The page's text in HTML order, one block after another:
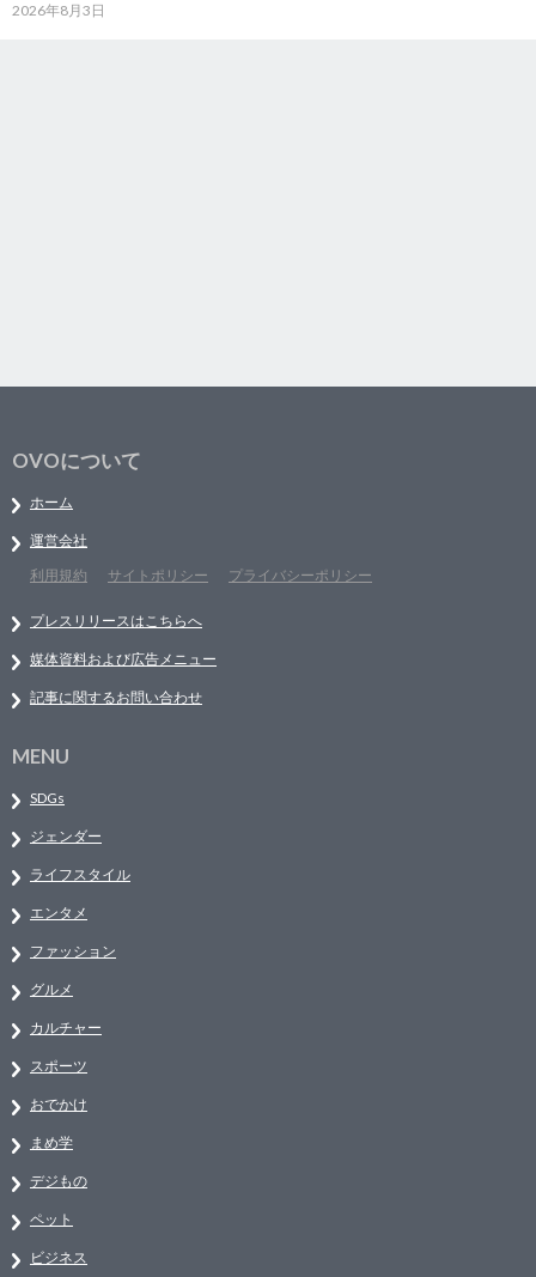
2026年8月3日
OVOについて
ホーム
運営会社
利用規約
サイトポリシー プライバシーポリシー
プレスリリースはこちらへ
媒体資料および広告メニュー
記事に関するお問い合わせ
MENU
SDGs
ジェンダー
ライフスタイル
エンタメ
ファッション
グルメ
カルチャー
スポーツ
おでかけ
まめ学
デジもの
ペット
ビジネス